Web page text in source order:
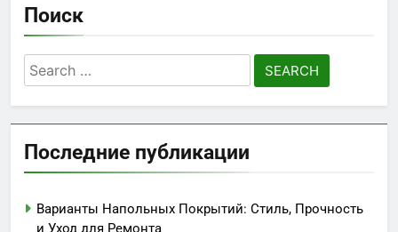
Поиск
Search
for:
Последние публикации
Варианты Напольных Покрытий: Стиль, Прочность